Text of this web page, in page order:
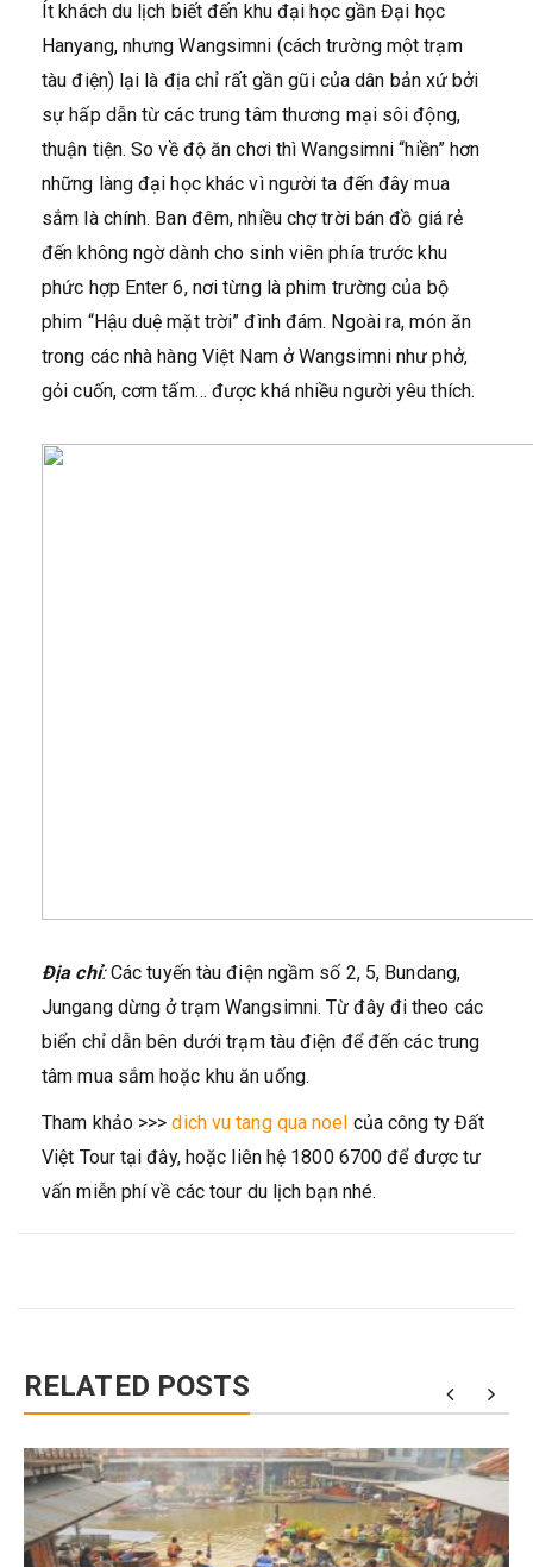
Ít khách du lịch biết đến khu đại học gần Đại học
Hanyang, nhưng Wangsimni (cách trường một trạm
tàu điện) lại là địa chỉ rất gần gũi của dân bản xứ bởi
sự hấp dẫn từ các trung tâm thương mại sôi động,
thuận tiện. So về độ ăn chơi thì Wangsimni “hiền” hơn
những làng đại học khác vì người ta đến đây mua
sắm là chính. Ban đêm, nhiều chợ trời bán đồ giá rẻ
đến không ngờ dành cho sinh viên phía trước khu
phức hợp Enter 6, nơi từng là phim trường của bộ
phim “Hậu duệ mặt trời” đình đám. Ngoài ra, món ăn
trong các nhà hàng Việt Nam ở Wangsimni như phở,
gỏi cuốn, cơm tấm… được khá nhiều người yêu thích.
Địa chỉ:Các tuyến tàu điện ngầm số 2, 5, Bundang,
Jungang dừng ở trạm Wangsimni. Từ đây đi theo các
biển chỉ dẫn bên dưới trạm tàu điện để đến các trung
tâm mua sắm hoặc khu ăn uống.
Tham khảo >>>dich vu tang qua noel của công ty Đất
Việt Tour tại đây, hoặc liên hệ 1800 6700 để được tư
vấn miễn phí về các tour du lịch bạn nhé.
RELATED POSTS